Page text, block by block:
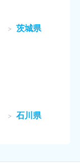
茨城県
石川県